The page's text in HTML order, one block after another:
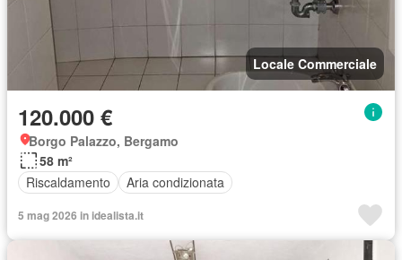
Locale Commerciale
120.000 €
Borgo Palazzo, Bergamo
58 m²
Riscaldamento
Aria condizionata
5 mag 2026 in idealista.it